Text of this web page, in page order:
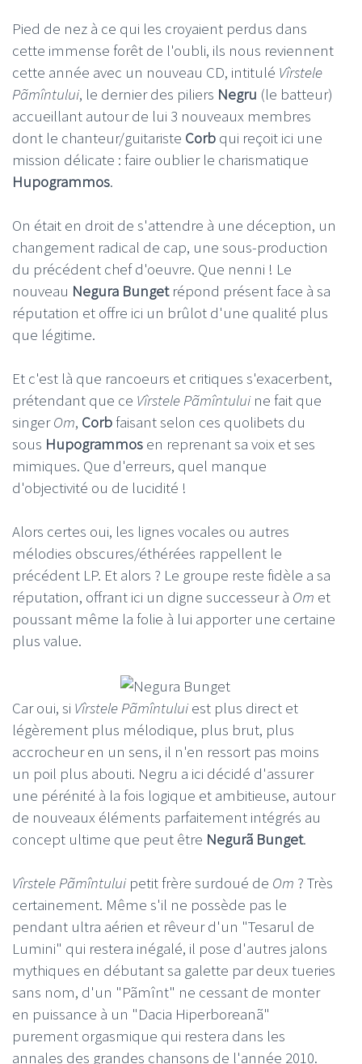
Pied de nez à ce qui les croyaient perdus dans
cette immense forêt de l'oubli, ils nous reviennent
cette année avec un nouveau CD, intitulé Vîrstele
Pãmîntului, le dernier des piliers Negru (le batteur)
accueillant autour de lui 3 nouveaux membres
dont le chanteur/guitariste Corb qui reçoit ici une
mission délicate : faire oublier le charismatique
Hupogrammos.
On était en droit de s'attendre à une déception, un
changement radical de cap, une sous-production
du précédent chef d'oeuvre. Que nenni ! Le
nouveau Negura Bunget répond présent face à sa
réputation et offre ici un brûlot d'une qualité plus
que légitime.
Et c'est là que rancoeurs et critiques s'exacerbent,
prétendant que ce Vîrstele Pãmîntuluine fait que
singerOm, Corbfaisant selon ces quolibets du
sous Hupogrammos en reprenant sa voix et ses
mimiques. Que d'erreurs, quel manque
d'objectivité ou de lucidité !
Alors certes oui, les lignes vocales ou autres
mélodies obscures/éthérées rappellent le
précédent LP. Et alors ? Le groupe reste fidèle a sa
réputation, offrant ici un digne successeur à Om et
poussant même la folie à lui apporter une certaine
plus value.
Car oui, si Vîrstele Pãmîntului est plus direct et
légèrement plus mélodique, plus brut, plus
accrocheur en un sens, il n'en ressort pas moins
un poil plus abouti. Negru a ici décidé d'assurer
une pérénité à la fois logique et ambitieuse, autour
de nouveaux éléments parfaitement intégrés au
concept ultime que peut être Negurã Bunget.
Vîrstele Pãmîntuluipetit frère surdoué de Om ? Très
certainement. Même s'il ne possède pas le
pendant ultra aérien et rêveur d'un "Tesarul de
Lumini" qui restera inégalé, il pose d'autres jalons
mythiques en débutant sa galette par deux tueries
sans nom, d'un "Pãmînt" ne cessant de monter
en puissance à un "Dacia Hiperboreanã"
purement orgasmique qui restera dans les
annales des grandes chansons de l'année 2010.